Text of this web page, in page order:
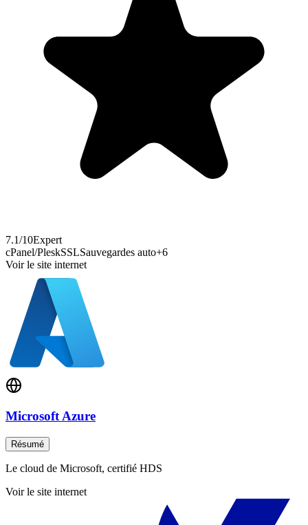
7.1/10Expert
cPanel/PleskSSLSauvegardes auto+6
Voir le site internet
Microsoft Azure
Résumé
Le cloud de Microsoft, certifié HDS
Voir le site internet